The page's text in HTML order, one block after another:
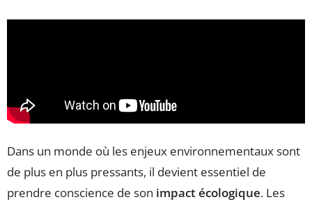
Dans un monde où les enjeux environnementaux sont
de plus en plus pressants, il devient essentiel de
prendre conscience de son impact écologique. Les